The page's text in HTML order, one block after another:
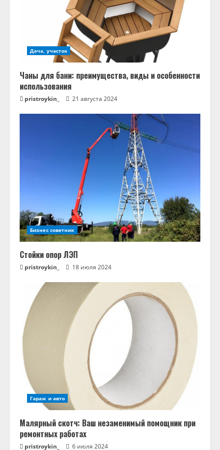
Дача, участок
Чаны для бани: преимущества, виды и особенности
использования
pristroykin_ 21 августа 2024
Бизнес советник
Стойки опор ЛЭП
pristroykin_ 18 июля 2024
Гараж и авто
Малярный скотч: Ваш незаменимый помощник при
ремонтных работах
pristroykin_ 6 июля 2024